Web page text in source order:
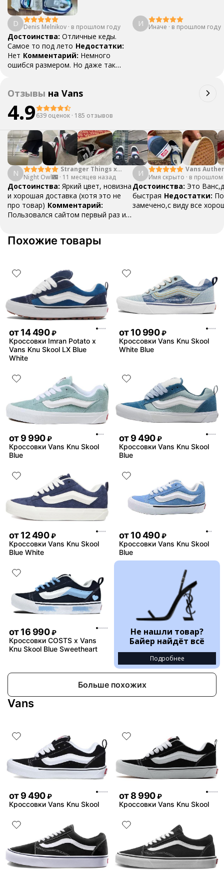
D Denis Melnikov · в прошлом году
Достоинства: Отличные кеды.
Самое то под лето Недостатки:
Нет Комментарий: Немного
ошибся размером. Но даже так
И Иначе · в прошлом году
Отзывы на Vans
4.9639 оценок · 185 отзывов
N
Stranger Things x
Vans SK8 Reissue
Night Owl🌃 · 11 месяцев назад
Достоинства: Яркий цвет, новизна
и хорошая доставка (хотя это не
про товар) Комментарий:
Пользовался сайтом первый раз и
понадобится, посоветую!
И
Vans
Moon Blue
Имя скрыто · в прошлом
Достоинства: Это
быстрая Недостатки:
замечено,с виду все
Похожие товары
от14 490 ₽
Кроссовки Imran Potato x
Vans Knu Skool LX Blue
White
от10 990 ₽
Кроссовки Vans Knu Skool
White Blue
от9 990 ₽
Кроссовки Vans Knu Skool
Blue
от9 490 ₽
Кроссовки Vans Knu Skool
Blue
от12 490 ₽
Кроссовки Vans Knu Skool
Blue White
от10 490 ₽
Кроссовки Vans Knu Skool
Blue
от16 990 ₽
Кроссовки COSTS x Vans
Knu Skool Blue Sweetheart
Не нашли товар?
Байер найдёт всё
Подробнее
Больше похожих
Vans
от9 490 ₽
Кроссовки Vans Knu Skool
от8 990 ₽
Кроссовки Vans Knu Skool